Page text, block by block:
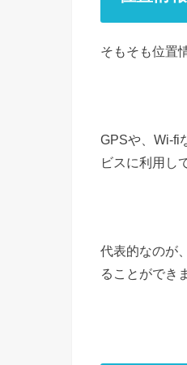
そもそも位置
GPSや、Wi-fi
ビスに利用し
代表的なのが
ることができ